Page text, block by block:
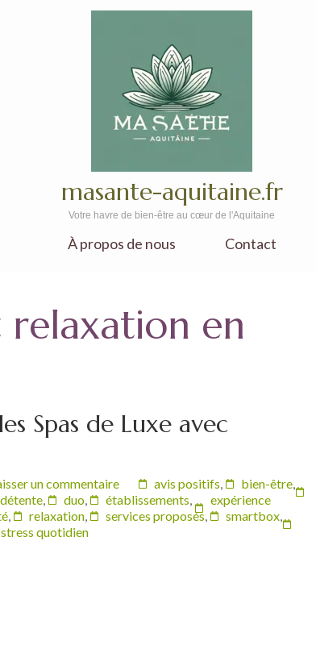
masante-aquitaine.fr
Votre havre de bien-être au cœur de l'Aquitaine
À propos de nous Contact
relaxation en
Spas de Luxe avec
un commentaire avis positifs, bien-être,
détente, duo, établissements,
expérience
, relaxation, services proposés, smartbox,
stress quotidien